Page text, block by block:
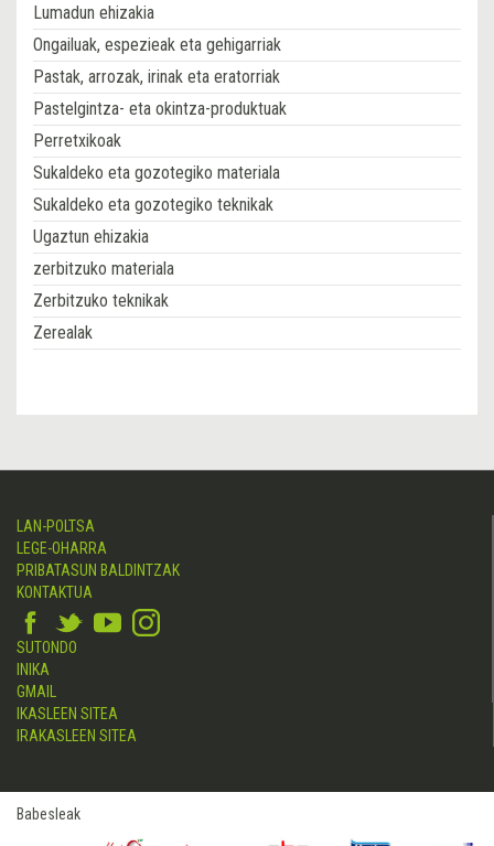
Lumadun ehizakia
Ongailuak, espezieak eta gehigarriak
Pastak, arrozak, irinak eta eratorriak
Pastelgintza- eta okintza-produktuak
Perretxikoak
Sukaldeko eta gozotegiko materiala
Sukaldeko eta gozotegiko teknikak
Ugaztun ehizakia
zerbitzuko materiala
Zerbitzuko teknikak
Zerealak
LAN-POLTSA
LEGE-OHARRA
PRIBATASUN BALDINTZAK
KONTAKTUA
SUTONDO
INIKA
GMAIL
IKASLEEN SITEA
IRAKASLEEN SITEA
Babesleak